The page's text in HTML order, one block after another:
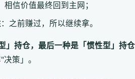
相信价值最终回到主网；
：之前赚过，所以继续拿。
」持仓，最后一种是「惯性型」持仓
策」。